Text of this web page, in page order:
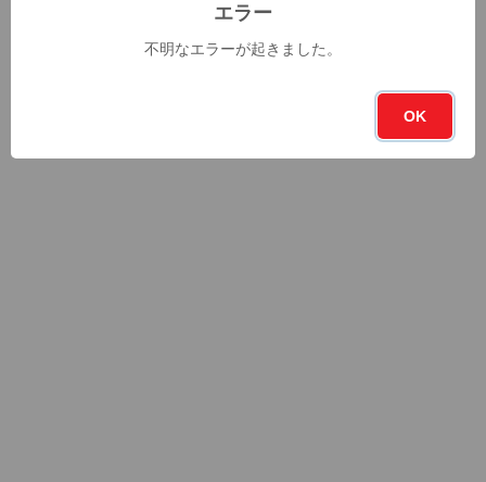
エラー
不明なエラーが起きました。
OK